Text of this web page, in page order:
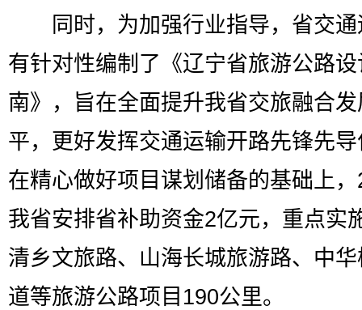
同时，为加强行业指导，省交通
有针对性编制了《辽宁省旅游公路
南》，旨在全面提升我省交旅融合
平，更好发挥交通运输开路先锋先
在精心做好项目谋划储备的基础上
我省安排省补助资金2亿元，重点实
清乡文旅路、山海长城旅游路、中
道等旅游公路项目190公里。